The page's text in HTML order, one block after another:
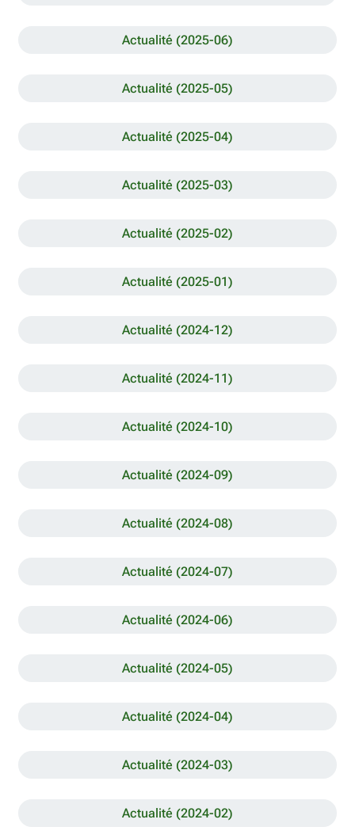
Actualité (2025-06)
Actualité (2025-05)
Actualité (2025-04)
Actualité (2025-03)
Actualité (2025-02)
Actualité (2025-01)
Actualité (2024-12)
Actualité (2024-11)
Actualité (2024-10)
Actualité (2024-09)
Actualité (2024-08)
Actualité (2024-07)
Actualité (2024-06)
Actualité (2024-05)
Actualité (2024-04)
Actualité (2024-03)
Actualité (2024-02)